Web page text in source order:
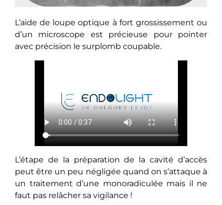
L’aide de loupe optique à fort grossissement ou
d’un microscope est précieuse pour pointer
avec précision le surplomb coupable.
L’étape de la préparation de la cavité d’accès
peut être un peu négligée quand on s’attaque à
un traitement d’une monoradiculée mais il ne
faut pas relâcher sa vigilance !